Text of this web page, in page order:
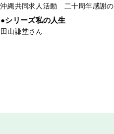
沖縄共同求人活動 二十周年感謝
●シリーズ私の人生
田山謙堂さん